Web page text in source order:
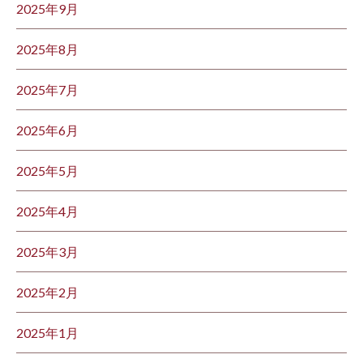
2025年9月
2025年8月
2025年7月
2025年6月
2025年5月
2025年4月
2025年3月
2025年2月
2025年1月